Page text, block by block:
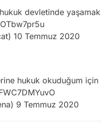
devletinde yaşamak
10 Temmuz 2020
hukuk okuduğum için
9 Temmuz 2020